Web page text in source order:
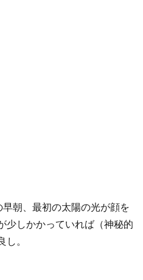
朝、最初の太陽の光が顔を
少しかかっていれば（神秘的
。